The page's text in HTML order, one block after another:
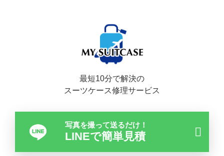
最短10分で解決の
スーツケース修理サービス
写真を撮って送るだけ！
LINEで簡単見積